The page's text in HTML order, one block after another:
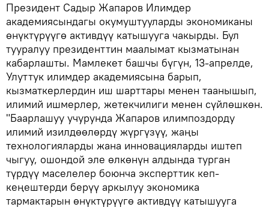
Президент Садыр Жапаров Илимдер
академиясындагы окумуштууларды экономиканы
өнүктүрүүгө активдүү катышууга чакырды. Бул
тууралуу президенттин маалымат кызматынан
кабарлашты. Мамлекет башчы бүгүн, 13-апрелде,
Улуттук илимдер академиясына барып,
кызматкерлердин иш шарттары менен таанышып,
илимий ишмерлер, жетекчилиги менен сүйлөшкөн.
"Баарлашуу учурунда Жапаров илимпоздорду
илимий изилдөөлөрдү жүргүзүү, жаңы
технологияларды жана инновацияларды иштеп
чыгуу, ошондой эле өлкөнүн алдында турган
түрдүү маселелер боюнча эксперттик кеп-
кеңештерди берүү аркылуу экономика
тармактарын өнүктүрүүгө активдүү катышууга